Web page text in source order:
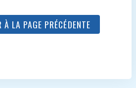
LA PAGE PRÉCÉDENTE